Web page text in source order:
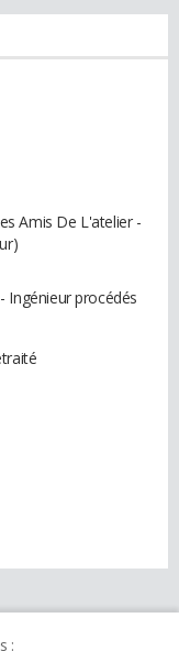
Amis De L'atelier -
Ingénieur procédés
: